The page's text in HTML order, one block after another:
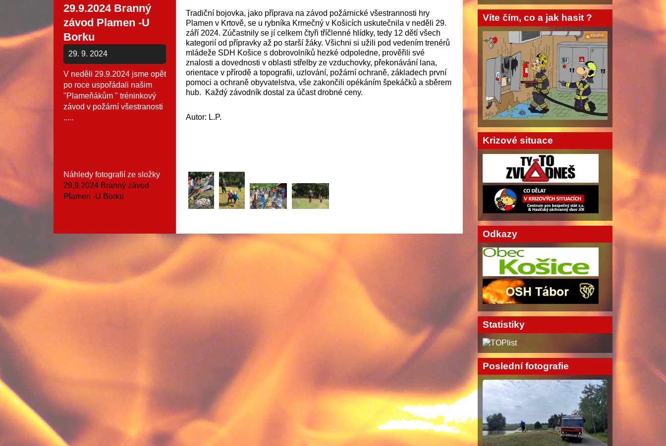
29.9.2024 Branný
závod Plamen -U
Borku
29. 9. 2024
V neděli 29.9.2024 jsme opět
po roce uspořádali našim
"Plameňákům " tréninkový
závod v požární všestranosti
.....
Tradiční bojovka, jako příprava na závod požárnické všestrannosti hry
Plamen v Krtově, se u rybníka Krmečný v Košicích uskutečnila v neděli 29.
září 2024. Zúčastnily se jí celkem čtyři tříčlenné hlídky, tedy 12 dětí všech
kategorií od přípravky až po starší žáky. Všichni si užili pod vedením trenérů
mládeže SDH Košice s dobrovolníků hezké odpoledne, prověřili své
znalosti a dovednosti v oblasti střelby ze vzduchovky, překonávání lana,
orientace v přírodě a topografii, uzlování, požární ochraně, základech první
pomoci a ochraně obyvatelstva, vše zakončili opékáním špekáčků a sběrem
hub. Každý závodník dostal za účast drobné ceny.
Autor: L.P.
Náhledy fotografií ze složky
29.9.2024 Branný závod
Plamen -U Borku
Víte čím, co a jak hasit ?
Krizové situace
Odkazy
Statistiky
Poslední fotografie